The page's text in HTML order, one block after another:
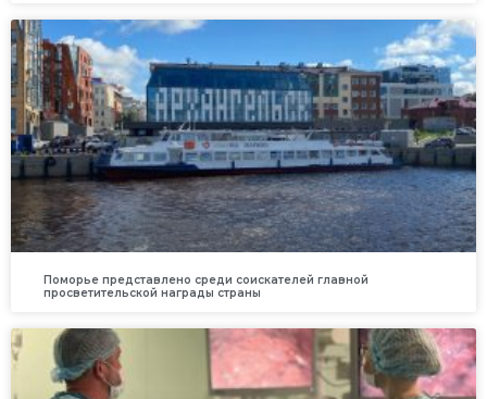
Поморье представлено среди соискателей главной
просветительской награды страны